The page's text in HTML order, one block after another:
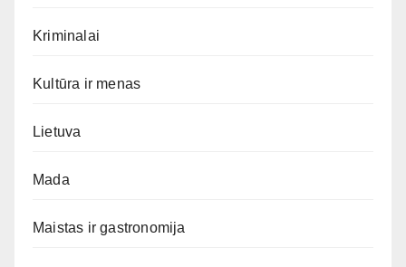
Kriminalai
Kultūra ir menas
Lietuva
Mada
Maistas ir gastronomija